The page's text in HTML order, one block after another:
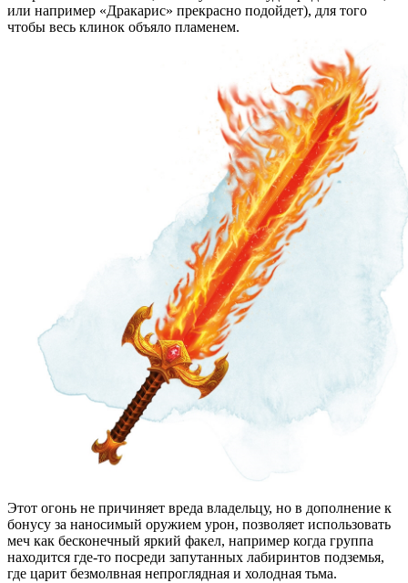
или например «Дракарис» прекрасно подойдет), для того
чтобы весь клинок объяло пламенем.
Этот огонь не причиняет вреда владельцу, но в дополнение к
бонусу за наносимый оружием урон, позволяет использовать
меч как бесконечный яркий факел, например когда группа
находится где-то посреди запутанных лабиринтов подземья,
где царит безмолвная непроглядная и холодная тьма.